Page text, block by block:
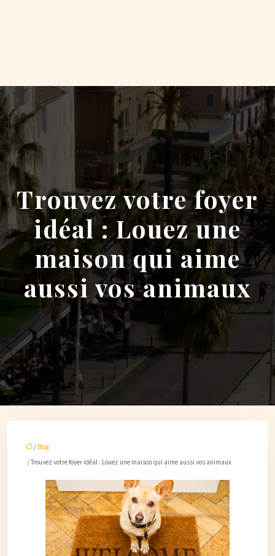
Trouvez votre foyer
idéal : Louez une
maison qui aime
aussi vos animaux
/ Blog
/ Trouvez votre foyer idéal : Louez une maison qui aime aussi vos animaux